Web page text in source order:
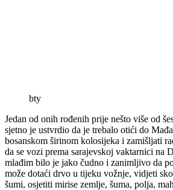
bty
Jedan od onih rođenih prije nešto više od
sjetno je ustvrdio da je trebalo otići do
bosanskom širinom kolosijeka i zamišljati
da se vozi prema sarajevskoj vaktarnici na
mlađim bilo je jako čudno i zanimljivo da
može dotaći drvo u tijeku vožnje, vidjeti
šumi, osjetiti mirise zemlje, šuma, polja,